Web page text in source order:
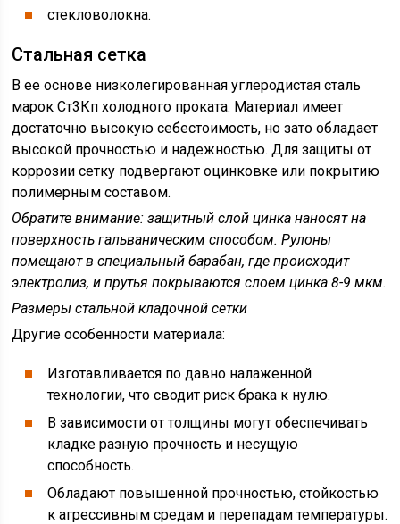
стекловолокна.
Стальная сетка
В ее основе низколегированная углеродистая сталь
марок Ст3Кп холодного проката. Материал имеет
достаточно высокую себестоимость, но зато обладает
высокой прочностью и надежностью. Для защиты от
коррозии сетку подвергают оцинковке или покрытию
полимерным составом.
Обратите внимание: защитный слой цинка наносят на
поверхность гальваническим способом. Рулоны
помещают в специальный барабан, где происходит
электролиз, и прутья покрываются слоем цинка 8-9 мкм.
Размеры стальной кладочной сетки
Другие особенности материала:
Изготавливается по давно налаженной
технологии, что сводит риск брака к нулю.
В зависимости от толщины могут обеспечивать
кладке разную прочность и несущую
способность.
Обладают повышенной прочностью, стойкостью
к агрессивным средам и перепадам температуры.